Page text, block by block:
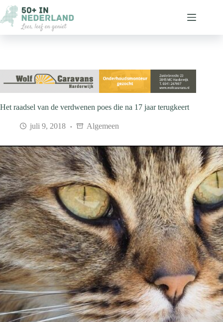
naar
de
inhoud
Het raadsel van de verdwenen poes die na 17 jaar terugkeert
juli 9, 2018 Algemeen